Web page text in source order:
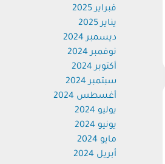
فبراير 2025
يناير 2025
ديسمبر 2024
نوفمبر 2024
أكتوبر 2024
سبتمبر 2024
أغسطس 2024
يوليو 2024
يونيو 2024
مايو 2024
أبريل 2024